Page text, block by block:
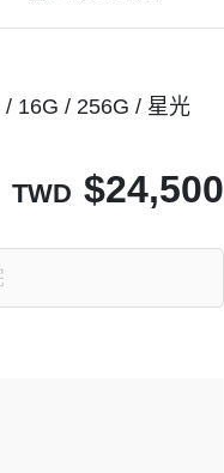
16G / 256G / 星光
TWD $24,500